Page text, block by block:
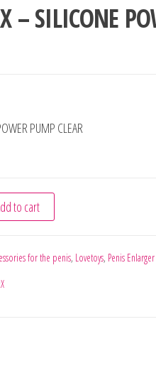
– SILICONE
PUMP CLEAR
POWER PUMP CLEAR
to cart
for the penis, Lovetoys, Penis